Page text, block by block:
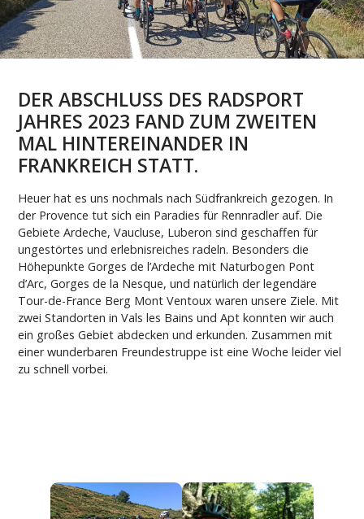
DER ABSCHLUSS DES RADSPORT
JAHRES 2023 FAND ZUM ZWEITEN
MAL HINTEREINANDER IN
FRANKREICH STATT.
Heuer hat es uns nochmals nach Südfrankreich gezogen. In
der Provence tut sich ein Paradies für Rennradler auf. Die
Gebiete Ardeche, Vaucluse, Luberon sind geschaffen für
ungestörtes und erlebnisreiches radeln. Besonders die
Höhepunkte Gorges de l’Ardeche mit Naturbogen Pont
d’Arc, Gorges de la Nesque, und natürlich der legendäre
Tour-de-France Berg Mont Ventoux waren unsere Ziele. Mit
zwei Standorten in Vals les Bains und Apt konnten wir auch
ein großes Gebiet abdecken und erkunden. Zusammen mit
einer wunderbaren Freundestruppe ist eine Woche leider viel
zu schnell vorbei.